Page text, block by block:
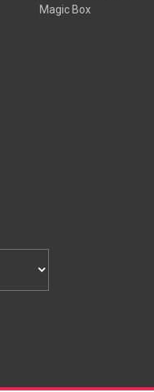
Magic Box